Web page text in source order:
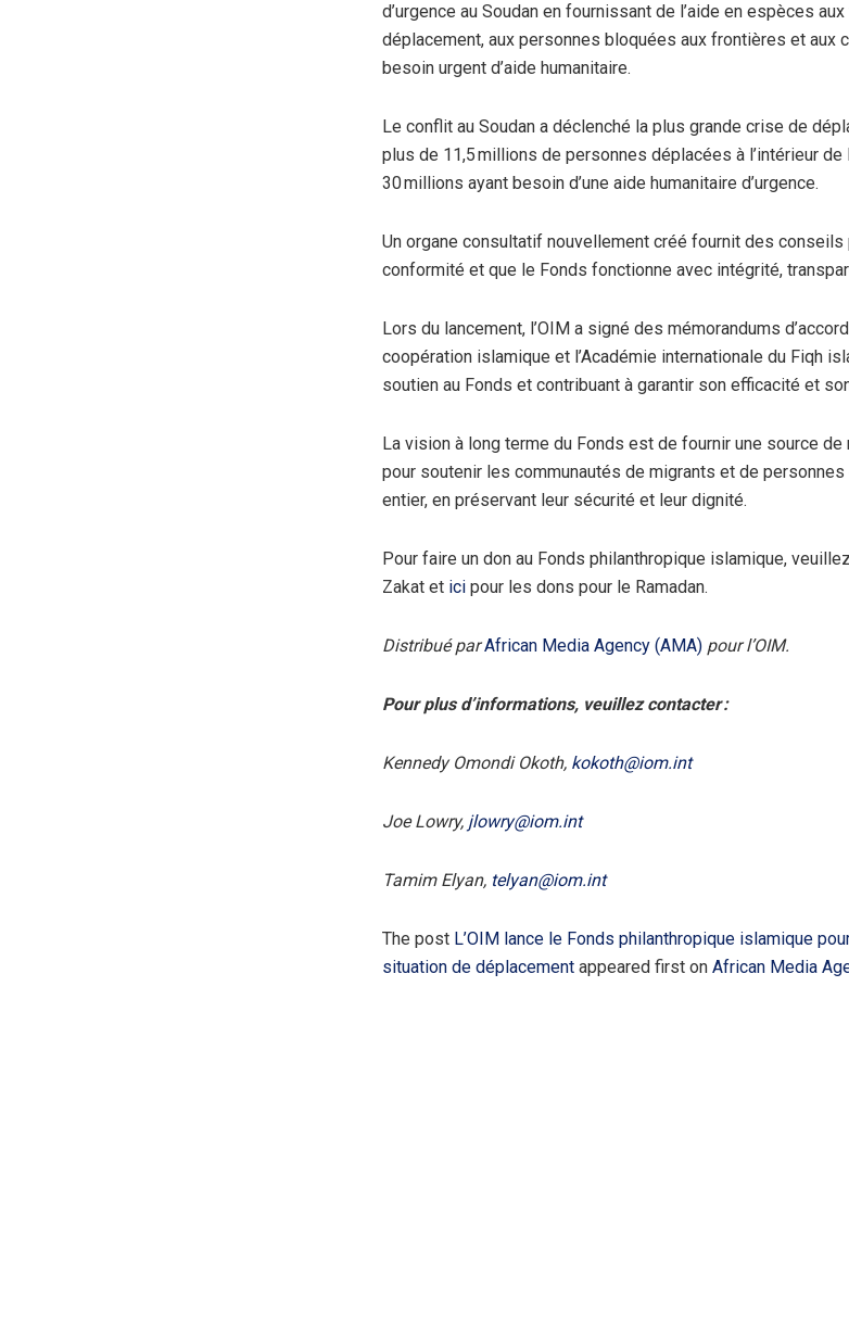
d’urgence au Soudan en fournissant de l’aide en espèces
déplacement, aux personnes bloquées aux frontières et aux
besoin urgent d’aide humanitaire.
Le conflit au Soudan a déclenché la plus grande crise de
plus de 11,5 millions de personnes déplacées à l’intérieur
30 millions ayant besoin d’une aide humanitaire d’urgence.
Un organe consultatif nouvellement créé fournit des conseils
conformité et que le Fonds fonctionne avec intégrité,
Lors du lancement, l’OIM a signé des mémorandums
coopération islamique et l’Académie internationale du Fiqh
soutien au Fonds et contribuant à garantir son efficacité et
La vision à long terme du Fonds est de fournir une source
pour soutenir les communautés de migrants et de
entier, en préservant leur sécurité et leur dignité.
Pour faire un don au Fonds philanthropique islamique,
Zakat et ici pour les dons pour le Ramadan.
Distribué parAfrican Media Agency (AMA) pour l’OIM.
Pour plus d’informations, veuillez contacter :
Kennedy Omondi Okoth, kokoth@iom.int
Joe Lowry, jlowry@iom.int
Tamim Elyan, telyan@iom.int
The post L’OIM lance le Fonds philanthropique islamique
situation de déplacement appeared first on African Media